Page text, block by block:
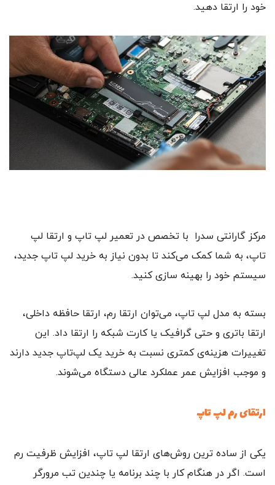
خود را ارتقا دهید.
مرکز گارانتی سدرا با تخصص در تعمیر لپ‌ تاپ و ارتقا لپ‌
تاپ، به شما کمک می‌کند تا بدون نیاز به خرید لپ تاپ جدید،
سیستم خود را بهینه‌ سازی کنید.
بسته به مدل لپ‌ تاپ، می‌توان ارتقا رم، ارتقا حافظه داخلی،
ارتقا باتری و حتی گرافیک یا کارت شبکه را ارتقا داد. این
تغییرات هزینه‌ی کمتری نسبت به خرید یک لپ‌تاپ جدید دارند
و موجب افزایش عمر عملکرد عالی دستگاه می‌شوند.
ارتقای رم لپ‌ تاپ
یکی از ساده‌ ترین روش‌های ارتقا لپ‌ تاپ، افزایش ظرفیت رم
است. اگر در هنگام کار با چند برنامه یا چندین تب مرورگر